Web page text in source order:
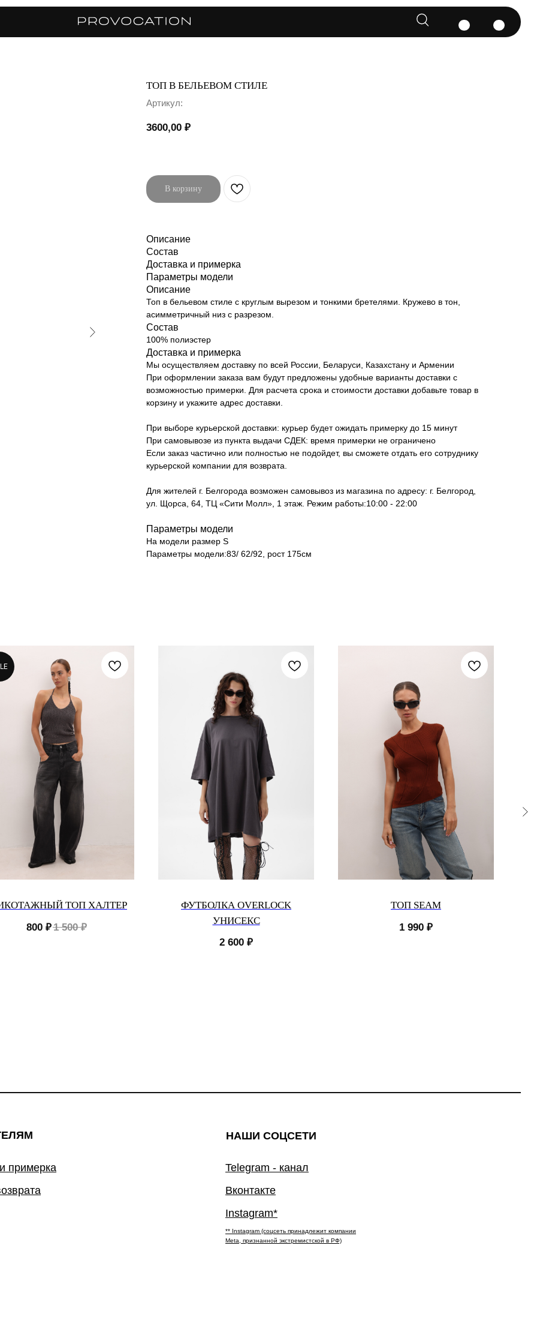
ТОП В БЕЛЬЕВОМ СТИЛЕ
Артикул:
3600,00 ₽
В корзину
Описание
Состав
Доставка и примерка
Параметры модели
Описание
Топ в бельевом стиле с круглым вырезом и тонкими бретелями. Кружево в тон,
асимметричный низ с разрезом.
Состав
100% полиэстер
Доставка и примерка
Мы осуществляем доставку по всей России, Беларуси, Казахстану и Армении
При оформлении заказа вам будут предложены удобные варианты доставки с
возможностью примерки. Для расчета срока и стоимости доставки добавьте товар в
корзину и укажите адрес доставки.
При выборе курьерской доставки: курьер будет ожидать примерку до 15 минут
При самовывозе из пункта выдачи СДЕК: время примерки не ограничено
Если заказ частично или полностью не подойдет, вы сможете отдать его сотруднику
курьерской компании для возврата.
Для жителей г. Белгорода возможен самовывоз из магазина по адресу: г. Белгород,
ул. Щорса, 64, ТЦ «Сити Молл», 1 этаж. Режим работы:10:00 - 22:00
Параметры модели
На модели размер S
Параметры модели:83/ 62/92, рост 175см
ТОП ХАЛТЕР
800 ₽1 500 ₽
ФУТБОЛКА OVERLOCK
УНИСЕКС
2 600 ₽
ТОП SEAM
1 990 ₽
НАШИ СОЦСЕТИ
Telegram - канал
Вконтакте
Instagram*
** Instagram (соцсеть принадлежит компании
Meta, признанной экстремистской в РФ)
примерка